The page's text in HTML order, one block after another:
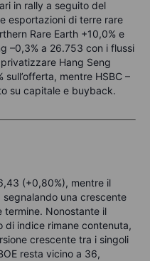
in rally a seguito del
esportazioni di terre rare
Rare Earth +10,0% e
–0,3% a 26.753 con i flussi
Hang Seng
sull’offerta, mentre HSBC –
su capitale e buyback.
(+0,80%), mentre il
segnalando una crescente
Nonostante il
di indice rimane contenuta,
crescente tra i singoli
resta vicino a 36,